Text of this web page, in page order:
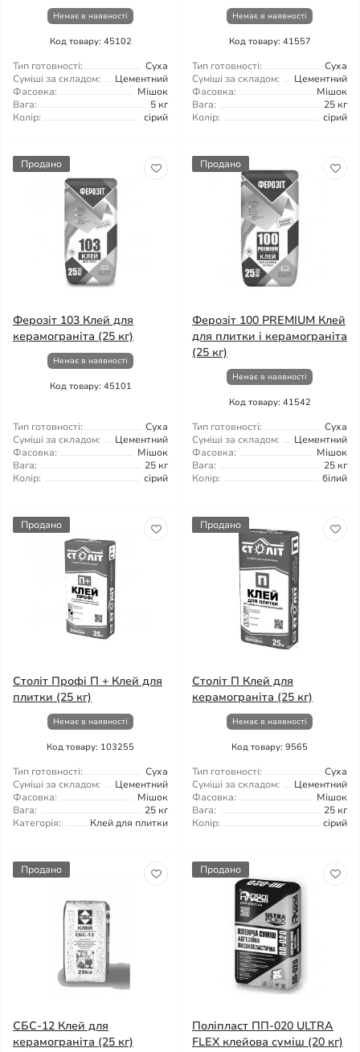
Немає в наявності
Код товару: 45102
Тип готовності:
Суха
Суміші за складом:
Цементний
Фасовка:
Мішок
Вага:
5 кг
Колір:
сірий
Немає в наявності
Код товару: 41557
Тип готовності:
Суха
Суміші за складом:
Цементний
Фасовка:
Мішок
Вага:
25 кг
Колір:
сірий
Продано
Ферозіт 103 Клей для
керамограніта (25 кг)
Немає в наявності
Код товару: 45101
Тип готовності:
Суха
Суміші за складом:
Цементний
Фасовка:
Мішок
Вага:
25 кг
Колір:
сірий
Продано
Ферозіт 100 PREMIUM Клей
для плитки і керамограніта
(25 кг)
Немає в наявності
Код товару: 41542
Тип готовності:
Суха
Суміші за складом:
Цементний
Фасовка:
Мішок
Вага:
25 кг
Колір:
білий
Продано
Століт Профі П + Клей для
плитки (25 кг)
Немає в наявності
Код товару: 103255
Тип готовності:
Суха
Суміші за складом:
Цементний
Фасовка:
Мішок
Вага:
25 кг
Категорія:
Клей для плитки
Продано
Століт П Клей для
керамограніта (25 кг)
Немає в наявності
Код товару: 9565
Тип готовності:
Суха
Суміші за складом:
Цементний
Фасовка:
Мішок
Вага:
25 кг
Колір:
сірий
Продано
СБС-12 Клей для
керамограніта (25 кг)
Продано
Поліпласт ПП-020 ULTRA
FLEX клейова суміш (20 кг)